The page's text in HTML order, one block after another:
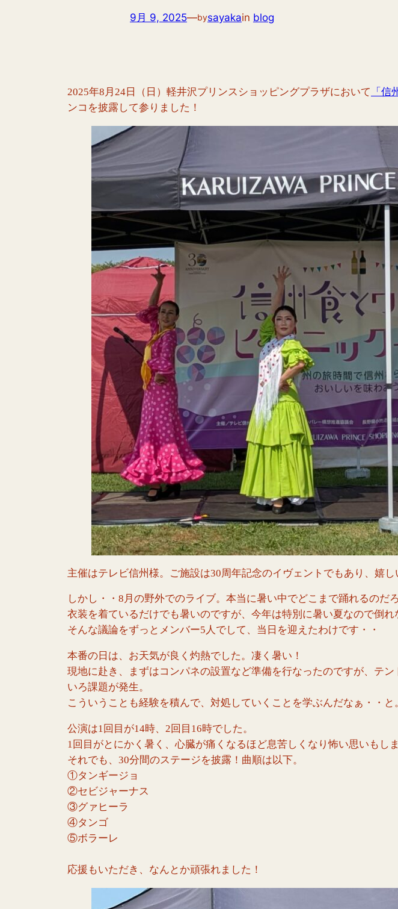
9月 9, 2025—bysayakain blog
2025年8月24日（日）軽井沢プリンスショッピングプラザにおいて 「信
ンコを披露して参りました！
主催はテレビ信州様。ご施設は30周年記念のイヴェントでもあり、嬉し
しかし・・8月の野外でのライブ。本当に暑い中でどこまで踊れるのだ
衣装を着ているだけでも暑いのですが、今年は特別に暑い夏なので倒
そんな議論をずっとメンバー5人でして、当日を迎えたわけです・・
本番の日は、お天気が良く灼熱でした。凄く暑い！
現地に赴き、まずはコンパネの設置など準備を行なったのですが、テ
いろ課題が発生。
こういうことも経験を積んで、対処していくことを学ぶんだなぁ・・と
公演は1回目が14時、2回目16時でした。
1回目がとにかく暑く、心臓が痛くなるほど息苦しくなり怖い思いもし
それでも、30分間のステージを披露！曲順は以下。
①タンギージョ
②セビジャーナス
③グァヒーラ
④タンゴ
⑤ボラーレ
応援もいただき、なんとか頑張れました！